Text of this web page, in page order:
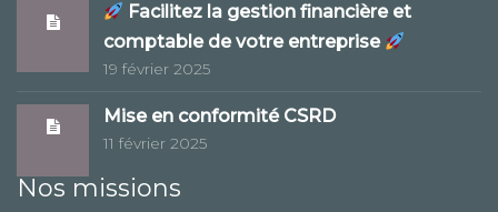
Facilitez la gestion financière et
comptable de votre entreprise
19 février 2025
Mise en conformité CSRD
11 février 2025
Nos missions